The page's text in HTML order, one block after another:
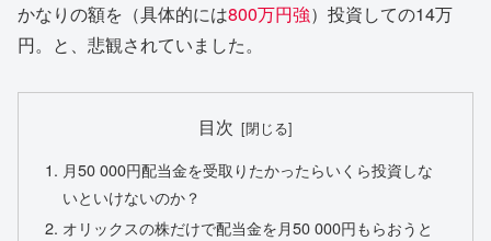
かなりの額を（具体的には800万円強）投資しての14万
円。と、悲観されていました。
目次
月50 000円配当金を受取りたかったらいくら投資しな
いといけないのか？
オリックスの株だけで配当金を月50 000円もらおうと